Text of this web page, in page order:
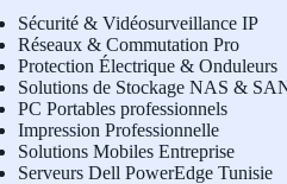
Sécurité & Vidéosurveillance IP
Réseaux & Commutation Pro
Protection Électrique & Onduleurs
Solutions de Stockage NAS &
PC Portables professionnels
Impression Professionnelle
Solutions Mobiles Entreprise
Serveurs Dell PowerEdge Tunisie